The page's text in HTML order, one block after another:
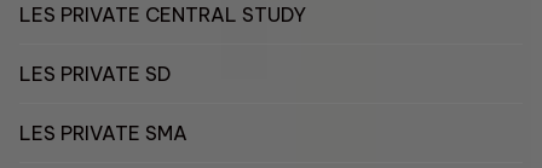
LES PRIVATE CENTRAL STUDY
LES PRIVATE SD
LES PRIVATE SMA